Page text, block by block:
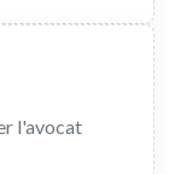
l'avocat